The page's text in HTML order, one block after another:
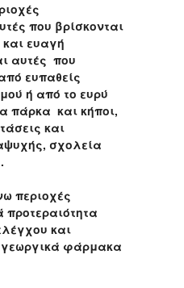
που βρίσκονται
και ευαγή
αυτές που
ευπαθείς
ή από το ευρύ
πάρκα και κήποι,
και
σχολεία
και
γεωργικά φάρμακα